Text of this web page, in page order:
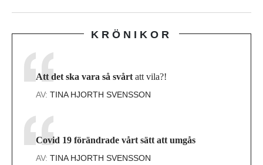
KRÖNIKOR
Att det ska vara så svårt att vila?!
AV: TINA HJORTH SVENSSON
Covid 19 förändrade vårt sätt att umgås
AV: TINA HJORTH SVENSSON